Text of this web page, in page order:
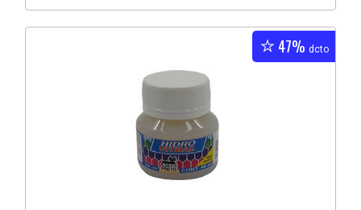
47% dcto